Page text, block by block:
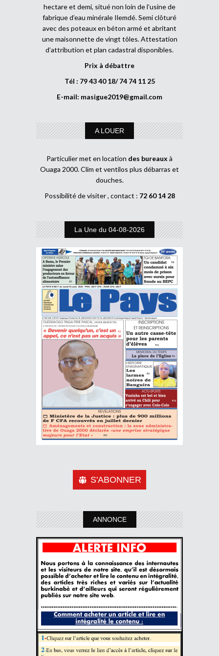
hectare et demi, situé non loin de l’usine de
fabrique d’eau minérale Ilemdé. Semi clôturé
avec des poteaux en béton armé et abritant
une maisonnette de vingt tôles. Attestation
d’attribution et plan cadastral disponibles.
Prix à débattre
Tél : 79 43 40 18/ 74 74 11 25
E-mail: masigue2019@gmail.com
A LOUER
Particulier met en location des bureaux à
Ouaga 2000. Clim et ventilos plus débarras et
douches.
Possibilité de visiter , contact : 72 60 14 28
La Une du 04-08-2026
S'ABONNER
ANNONCE